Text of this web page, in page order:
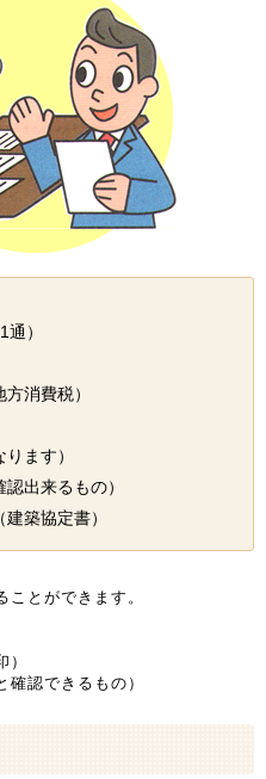
）
消費税）
ます）
出来るもの）
築協定書）
とができます。
認できるもの）